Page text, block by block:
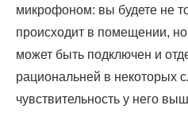
микрофоном: вы будете не
происходит в помещении,
может быть подключен и
рациональней в некоторых
чувствительность у него